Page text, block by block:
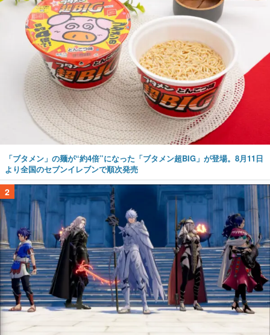
「ブタメン」の麺が“約4倍”になった「ブタメン超BIG」が登場。8月11日
より全国のセブンイレブンで順次発売
2